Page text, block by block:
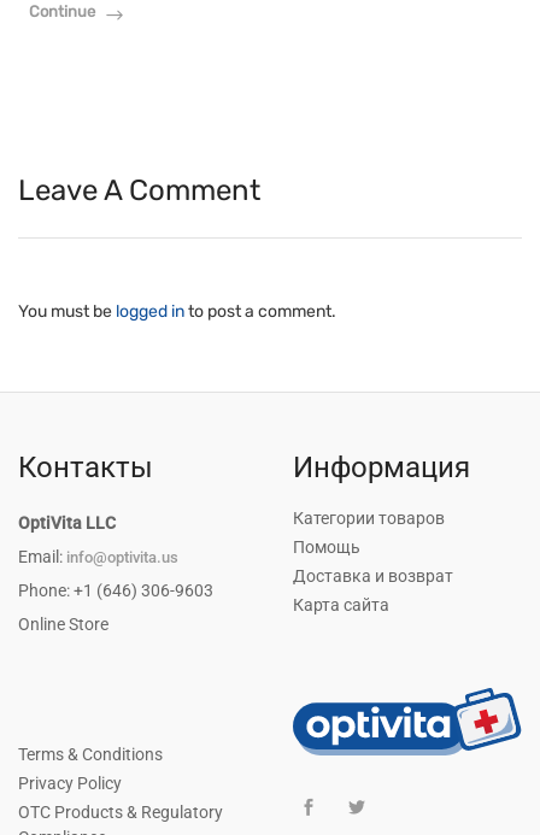
Continue
Leave A Comment
You must be logged into post a comment.
Контакты
OptiVita LLC
Email: info@optivita.us
Phone: +1 (646) 306-9603
Online Store
Информация
Категории товаров
Помощь
Доставка и возврат
Карта сайта
Terms & Conditions
Privacy Policy
OTC Products & Regulatory